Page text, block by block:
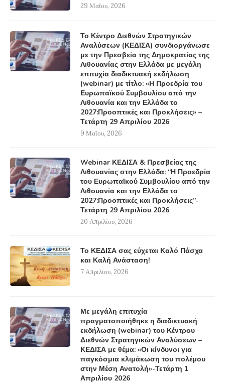
29 Μαΐου, 2026
Το Κέντρο Διεθνών Στρατηγικών
Αναλύσεων (ΚΕΔΙΣΑ) συνδιοργάνωσε
με την Πρεσβεία της Δημοκρατίας της
Λιθουανίας στην Ελλάδα με μεγάλη
επιτυχία διαδικτυακή εκδήλωση
(webinar) με τίτλο: «Η Προεδρία του
Ευρωπαϊκού Συμβουλίου από την
Λιθουανία και την Ελλάδα το
2027:Προοπτικές και Προκλήσεις» –
Τετάρτη 29 Απριλίου 2026
9 Μαΐου, 2026
Webinar ΚΕΔΙΣΑ & Πρεσβείας της
Λιθουανίας στην Ελλάδα: “Η Προεδρία
του Ευρωπαϊκού Συμβουλίου από την
Λιθουανία και την Ελλάδα το
2027:Προοπτικές και Προκλήσεις”-
Τετάρτη 29 Απριλίου 2026
20 Απριλίου, 2026
Το ΚΕΔΙΣΑ σας εύχεται Καλό Πάσχα
και Καλή Ανάσταση!
7 Απριλίου, 2026
Με μεγάλη επιτυχία
πραγματοποιήθηκε η διαδικτυακή
εκδήλωση (webinar) του Κέντρου
Διεθνών Στρατηγικών Αναλύσεων –
ΚΕΔΙΣΑ με θέμα: «Οι κίνδυνοι για
παγκόσμια κλιμάκωση του πολέμου
στην Μέση Ανατολή»-Τετάρτη 1
Απριλίου 2026